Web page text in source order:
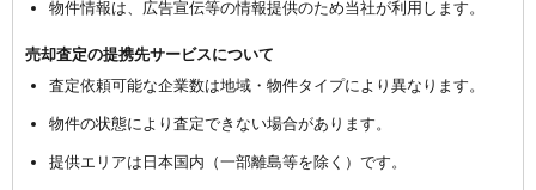
物件情報は、広告宣伝等の情報提供のため当社が利用します。
売却査定の提携先サービスについて
査定依頼可能な企業数は地域・物件タイプにより異なります。
物件の状態により査定できない場合があります。
提供エリアは日本国内（一部離島等を除く）です。